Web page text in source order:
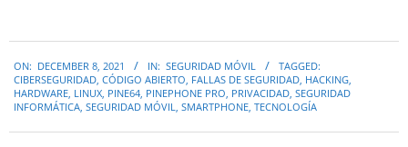
12-
08
ON: DECEMBER 8, 2021 IN: SEGURIDAD MÓVIL
TAGGED:
CIBERSEGURIDAD, CÓDIGO ABIERTO, FALLAS DE SEGURIDAD, HACKING,
HARDWARE, LINUX, PINE64, PINEPHONE PRO, PRIVACIDAD, SEGURIDAD
INFORMÁTICA, SEGURIDAD MÓVIL, SMARTPHONE, TECNOLOGÍA